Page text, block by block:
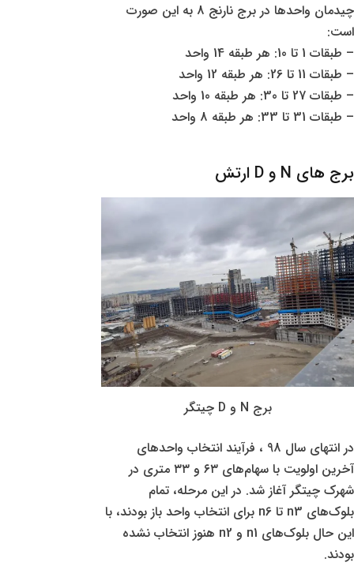
چیدمان واحدها در برج نارنج 8 به این صورت
است:
– طبقات 1 تا 10: هر طبقه 14 واحد
– طبقات 11 تا 26: هر طبقه 12 واحد
– طبقات 27 تا 30: هر طبقه 10 واحد
– طبقات 31 تا 33: هر طبقه 8 واحد
برج های N و D ارتش
برج N و D چیتگر
در انتهای سال 98 ، فرآیند انتخاب واحدهای
آخرین اولویت با سهام‌های ۶۳ و ۳۳ متری در
شهرک چیتگر آغاز شد. در این مرحله، تمام
بلوک‌های n3 تا n6 برای انتخاب واحد باز بودند، با
این حال بلوک‌های n1 و n2 هنوز انتخاب نشده
بودند.